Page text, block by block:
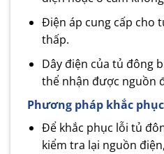
Điện áp cung cấp cho
thấp.
Dây điện của tủ đông
thể nhận được nguồn
Phương pháp khắc phục
Để khắc phục lỗi tủ
kiểm tra lại nguồn